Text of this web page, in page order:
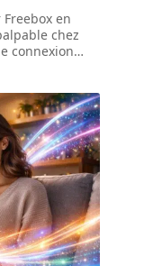
en
chez
connexion…